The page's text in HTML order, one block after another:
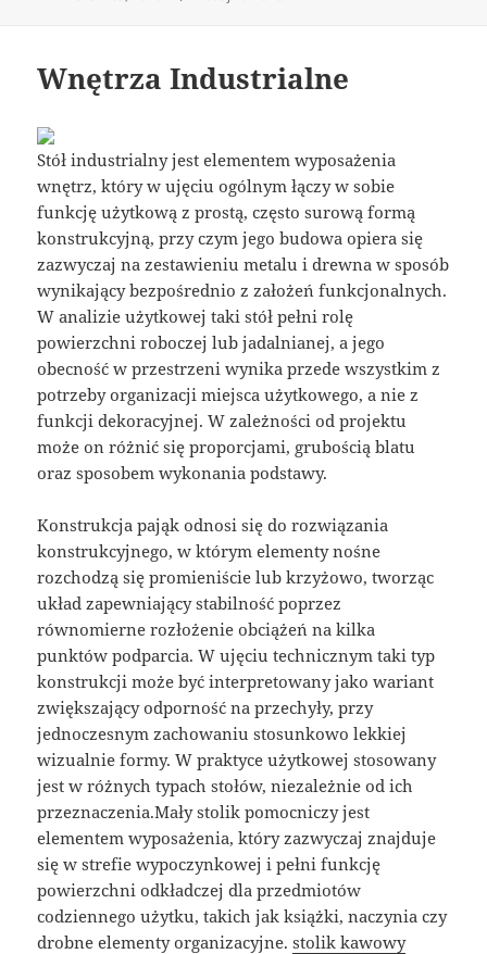
Wnętrza Industrialne
Stół industrialny jest elementem wyposażenia
wnętrz, który w ujęciu ogólnym łączy w sobie
funkcję użytkową z prostą, często surową formą
konstrukcyjną, przy czym jego budowa opiera się
zazwyczaj na zestawieniu metalu i drewna w sposób
wynikający bezpośrednio z założeń funkcjonalnych.
W analizie użytkowej taki stół pełni rolę
powierzchni roboczej lub jadalnianej, a jego
obecność w przestrzeni wynika przede wszystkim z
potrzeby organizacji miejsca użytkowego, a nie z
funkcji dekoracyjnej. W zależności od projektu
może on różnić się proporcjami, grubością blatu
oraz sposobem wykonania podstawy.
Konstrukcja pająk odnosi się do rozwiązania
konstrukcyjnego, w którym elementy nośne
rozchodzą się promieniście lub krzyżowo, tworząc
układ zapewniający stabilność poprzez
równomierne rozłożenie obciążeń na kilka
punktów podparcia. W ujęciu technicznym taki typ
konstrukcji może być interpretowany jako wariant
zwiększający odporność na przechyły, przy
jednoczesnym zachowaniu stosunkowo lekkiej
wizualnie formy. W praktyce użytkowej stosowany
jest w różnych typach stołów, niezależnie od ich
przeznaczenia.Mały stolik pomocniczy jest
elementem wyposażenia, który zazwyczaj znajduje
się w strefie wypoczynkowej i pełni funkcję
powierzchni odkładczej dla przedmiotów
codziennego użytku, takich jak książki, naczynia czy
drobne elementy organizacyjne.stolik kawowy